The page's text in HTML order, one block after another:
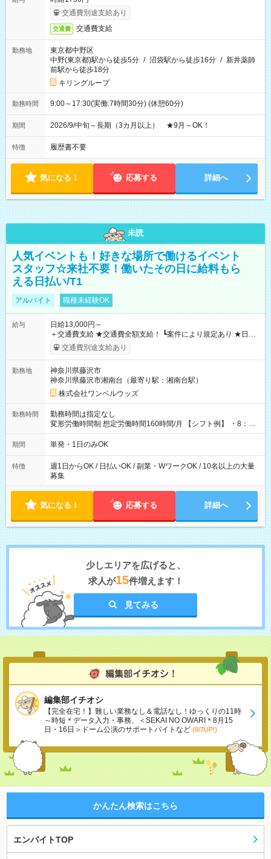
交通費別途支給あり
交通費 交通費支給
勤務地
東京都中野区
中野(東京都)駅から徒歩5分 / 沼袋駅から徒歩16分 / 新井薬師
前駅から徒歩18分
キリングループ
勤務時間 9:00～17:30(実働:7時間30分) (休憩60分)
期間 2026/9/中旬～長期（3カ月以上） ★9月～OK！
特徴 履歴書不要
気になる！ 応募する 詳細へ
未読
人気イベントも！好きな場所で働けるイベント
スタッフ☆来社不要！働いたその日に給料もら
える日払い/T1
アルバイト 職種未経験OK
給与
日給13,000円～
＋交通費支給 ★交通費全額支給！ ┗案件により規定あり ★日払
いOK！（規定あり） ┗働いたその日に現金GET♪ お仕事後はコ
ンビニATMから 日払い分を引き落とせます！ 【試用期間】試
交通費別途支給あり
勤務地
神奈川県藤沢市
神奈川県藤沢市湘南台（最寄り駅：湘南台駅）
株式会社ワンベルウッズ
勤務時間
勤務時間は指定なし
変形労働時間制 想定労働時間160時間/月 【シフト例】 ・8：00
～21：00
期間 単発・1日のみOK
特徴
週1日からOK / 日払いOK / 副業・WワークOK / 10名以上の大量
募集
気になる！ 応募する 詳細へ
少しエリアを広げると、
求人が15件増えます！
見てみる
編集部イチオシ
【完全在宅！】難しい業務なし＆電話なし！ゆっくりの11時
～時短＊データ入力・事務、＜SEKAI NO OWARI＊8月15
日・16日＞ドーム公演のサポートバイトなど (8/7UP!)
かんたん検索はこちら
エンバイトTOP